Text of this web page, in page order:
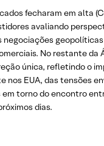
fecharam em alta
avaliando
negociações
No restante da
única, refletindo o
nos EUA, das tensões
torno do encontro
dias.